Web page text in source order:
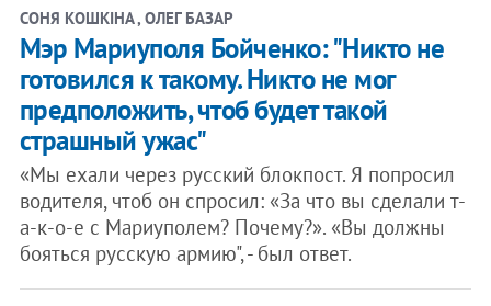
СОНЯ КОШКІНА , ОЛЕГ БАЗАР
Мэр Мариуполя Бойченко: "Никто не
готовился к такому. Никто не мог
предположить, чтоб будет такой
страшный ужас"
«Мы ехали через русский блокпост. Я попросил
водителя, чтоб он спросил: «За что вы сделали т-
а-к-о-е с Мариуполем? Почему?». «Вы должны
бояться русскую армию", - был ответ.